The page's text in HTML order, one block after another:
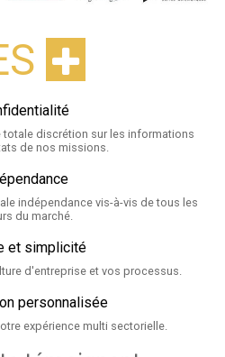
discrétion sur les informations
de nos missions.
indépendance vis-à-vis de tous les
du marché.
et simplicité
d'entreprise et vos processus.
personnalisée
expérience multi sectorielle.